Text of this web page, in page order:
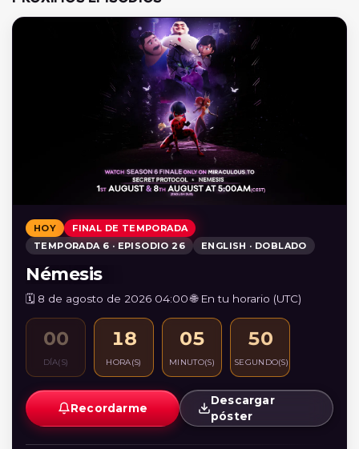
HOY
FINAL DE TEMPORADA
TEMPORADA 6 · EPISODIO 26
ENGLISH · DOBLADO
Némesis
🗓️ 8 de agosto de 2026 04:00·🌐 En tu horario (UTC)
00
DÍA(S)
18
HORA(S)
05
MINUTO(S)
50
SEGUNDO(S)
Recordarme
Descargar
póster